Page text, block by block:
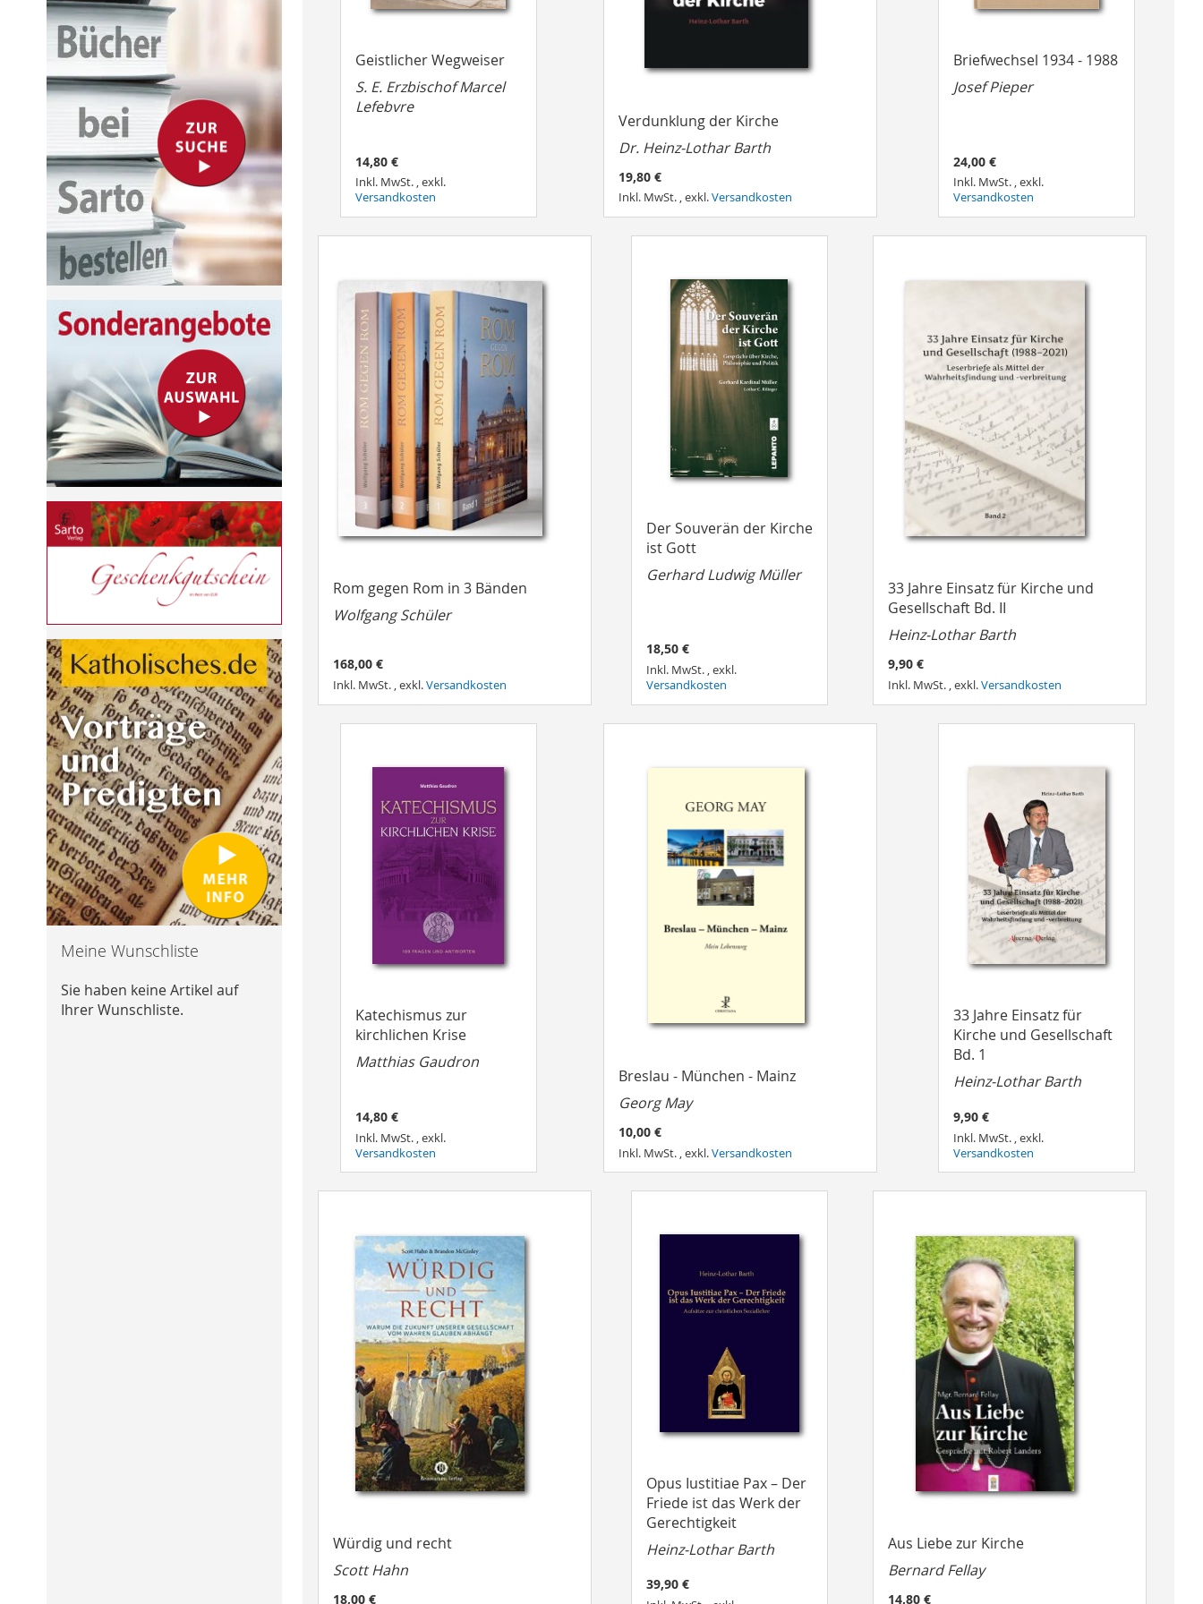
Geistlicher Wegweiser
S. E. Erzbischof Marcel
Lefebvre
14,80 €
Inkl. MwSt. ,exkl.
Versandkosten
Verdunklung der Kirche
Dr. Heinz-Lothar Barth
19,80 €
Inkl. MwSt. ,exkl.Versandkosten
Briefwechsel 1934 - 1988
Josef Pieper
24,00 €
Inkl. MwSt. ,exkl.
Versandkosten
Rom gegen Rom in 3 Bänden
Wolfgang Schüler
168,00 €
Inkl. MwSt. ,exkl.Versandkosten
Der Souverän der Kirche
ist Gott
Gerhard Ludwig Müller
18,50 €
Inkl. MwSt. ,exkl.
Versandkosten
33 Jahre Einsatz für Kirche und
Gesellschaft Bd. II
Heinz-Lothar Barth
9,90 €
Inkl. MwSt. ,exkl.Versandkosten
Katechismus zur
kirchlichen Krise
Matthias Gaudron
14,80 €
Inkl. MwSt. ,exkl.
Versandkosten
Breslau - München - Mainz
Georg May
10,00 €
Inkl. MwSt. ,exkl.Versandkosten
33 Jahre Einsatz für
Kirche und Gesellschaft
Bd. 1
Heinz-Lothar Barth
9,90 €
Inkl. MwSt. ,exkl.
Versandkosten
Würdig und recht
Scott Hahn
18,00 €
Opus Iustitiae Pax – Der
Friede ist das Werk der
Gerechtigkeit
Heinz-Lothar Barth
39,90 €
Aus Liebe zur Kirche
Bernard Fellay
14,80 €
Meine Wunschliste
Sie haben keine Artikel auf
Ihrer Wunschliste.